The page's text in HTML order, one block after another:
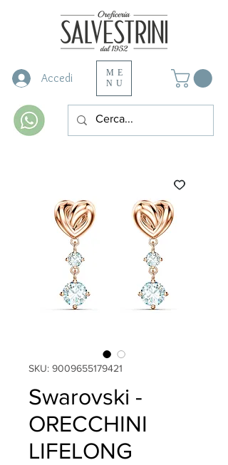
Accedi
ME
NU
SKU: 9009655179421
Swarovski -
ORECCHINI
LIFELONG